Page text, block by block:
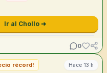
Ir al Chollo ➜
0
récord! Hace 13 h